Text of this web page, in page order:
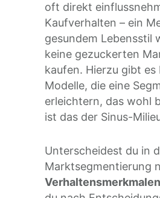
oft direkt
Kaufverhalten – ein
gesundem Lebensstil
keine gezuckerten
kaufen. Hierzu gibt es
Modelle, die eine
erleichtern, das wohl
ist das der Sinus-
Unterscheidest du in
Marktsegmentierung